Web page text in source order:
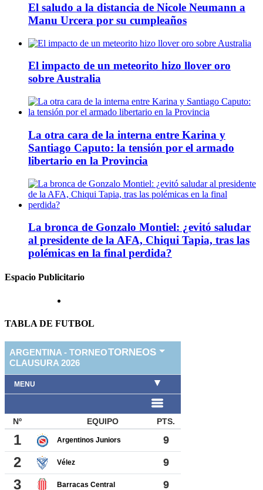
El saludo a la distancia de Nicole Neumann a
Manu Urcera por su cumpleaños
El impacto de un meteorito hizo llover oro
sobre Australia
La otra cara de la interna entre Karina y
Santiago Caputo: la tensión por el armado
libertario en la Provincia
La bronca de Gonzalo Montiel: ¿evitó saludar
al presidente de la AFA, Chiqui Tapia, tras las
polémicas en la final perdida?
Espacio Publicitario
TABLA DE FUTBOL